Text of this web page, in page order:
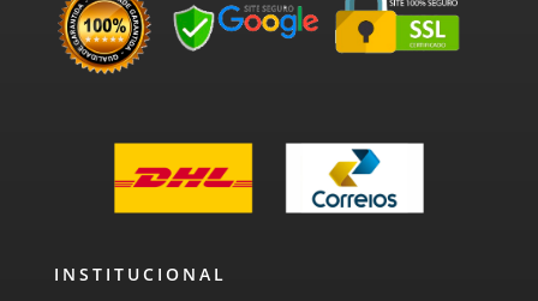
INSTITUCIONAL